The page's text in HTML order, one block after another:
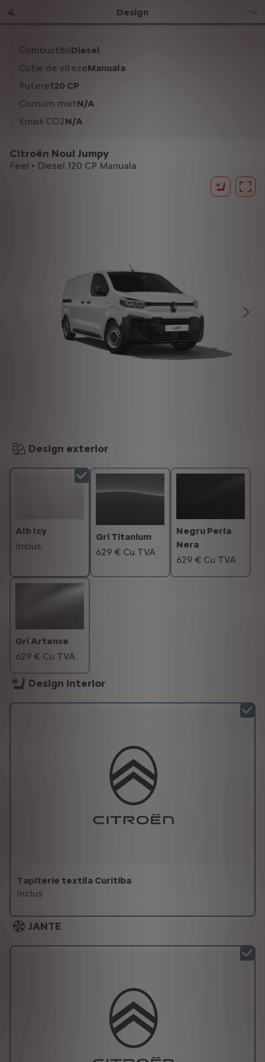
4. Design
Citroën Noul Jumpy
Feel • Diesel 120 CP Manuala
CombustibilDiesel
Cutie de vitezeManuala
Putere120 CP
Consum mixtN/A
Emisii CO2N/A
Design exterior
Alb Icy
Inclus
Gri Titanium
629 € Cu TVA
Negru Perla
Nera
629 € Cu TVA
Gri Artense
629 € Cu TVA
Design interior
Tapiterie textila Curitiba
Inclus
JANTE